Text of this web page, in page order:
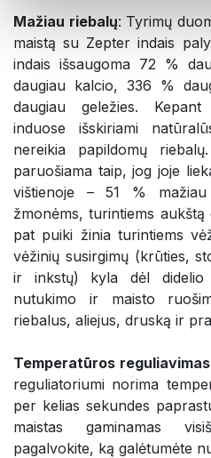
Mažiau riebalų: Tyrimų
maistą su Zepter indais
indais išsaugoma 72 %
daugiau kalcio, 336 %
daugiau geležies.
induose išskiriami
nereikia papildomų
paruošiama taip, jog joje
vištienoje – 51 %
žmonėms, turintiems
pat puiki žinia turintiems
vėžinių susirgimų (krūties,
ir inkstų) kyla dėl didelio
nutukimo ir maisto
riebalus, aliejus, druską ir
Temperatūros reguliavimas
reguliatoriumi norima
per kelias sekundes
maistas gaminamas
pagalvokite, ką galėtumėte